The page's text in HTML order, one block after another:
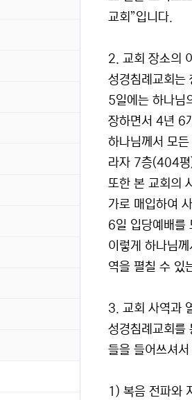
교회”입니다.
2. 교회 장소의
성경침례교회
5일에는 하나님
장하면서 4년 6
하나님께서 모
라자 7층(404평
또한 본 교회의
가로 매입하여
6일 입당예배를
이렇게 하나님
역을 펼칠 수 있
3. 교회 사역과
성경침례교회를
들을 들어쓰셔
1) 복음 전파와